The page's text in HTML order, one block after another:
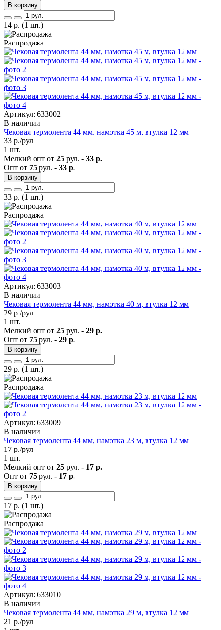
В корзину
14 р. (1 шт.)
Распродажа
Артикул: 633002
В наличии
Чековая термолента 44 мм, намотка 45 м, втулка 12 мм
33 р./рул
1 шт.
Мелкий опт от 25 рул. - 33 р.
Опт от 75 рул. - 33 р.
В корзину
33 р. (1 шт.)
Распродажа
Артикул: 633003
В наличии
Чековая термолента 44 мм, намотка 40 м, втулка 12 мм
29 р./рул
1 шт.
Мелкий опт от 25 рул. - 29 р.
Опт от 75 рул. - 29 р.
В корзину
29 р. (1 шт.)
Распродажа
Артикул: 633009
В наличии
Чековая термолента 44 мм, намотка 23 м, втулка 12 мм
17 р./рул
1 шт.
Мелкий опт от 25 рул. - 17 р.
Опт от 75 рул. - 17 р.
В корзину
17 р. (1 шт.)
Распродажа
Артикул: 633010
В наличии
Чековая термолента 44 мм, намотка 29 м, втулка 12 мм
21 р./рул